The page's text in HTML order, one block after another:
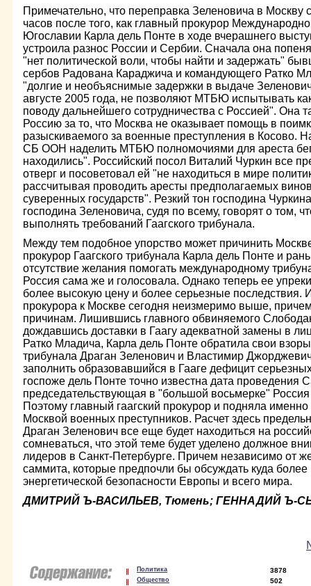
Примечательно, что переправка Зеленовича в Москву
часов после того, как главный прокурор
Югославии Карла дель Понте в ходе вчерашнего
устроила разнос России и Сербии. Сначала она
"нет политической воли, чтобы найти и задержать"
сербов Радована Караджича и командующего Ратко
"долгие и необъяснимые задержки в выдаче
августе 2005 года, не позволяют МТБЮ испытывать
поводу дальнейшего сотрудничества с Россией". Она
Россию за то, что Москва не оказывает помощь в
разыскиваемого за военные преступления в Косово.
СБ ООН наделить МТБЮ полномочиями для ареста
находились". Российский посол Виталий Чуркин все
отверг и посоветовал ей "не находиться в мире
рассчитывая проводить аресты предполагаемых
суверенных государств". Резкий тон господина
господина Зеленовича, судя по всему, говорят о том,
выполнять требований Гаагского трибунала.
Между тем подобное упорство может причинить
прокурор Гаагского трибунала Карла дель Понте и
отсутствие желания помогать международному
Россия сама же и голосовала. Однако теперь ее
более высокую цену и более серьезные последствия.
прокурора к Москве сегодня неизмеримо выше,
причинам. Лишившись главного обвиняемого
дождавшись доставки в Гаагу адекватной замены в
Ратко Младича, Карла дель Понте обратила свои
трибунала Драган Зеленович и Властимир
заполнить образовавшийся в Гааге дефицит
госпоже дель Понте точно известна дата проведения
председательствующая в "большой восьмерке"
Поэтому главный гаагский прокурор и подняла
Москвой военных преступников. Расчет здесь
Драган Зеленович все еще будет находиться на
сомневаться, что этой теме будет уделено должное
лидеров в Санкт-Петербурге. Причем независимо от
саммита, которые предпочли бы обсуждать куда
энергетической безопасности Европы и всего мира.
ДМИТРИЙ Ъ-ВАСИЛЬЕВ, Тюмень; ГЕННАДИЙ Ъ-
Политика 3878
Общество 502